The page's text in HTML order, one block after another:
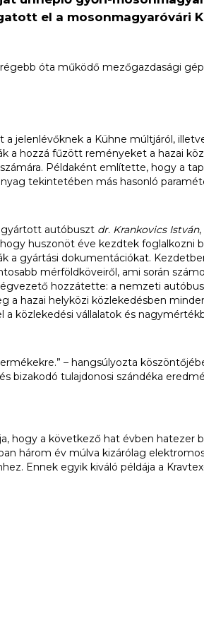
el a mosonmagyaróvári
óta működő mezőgazdasági
a jelenlévőknek a Kühne múltjáról,
hozzá fűzött reményeket a hazai
Példaként említette, hogy a
tekintetében más hasonló
autóbuszt dr. Krankovics István
huszonöt éve kezdtek foglalkozni
a gyártási dokumentációkat.
mérföldköveiről, ami során
hozzátette: a nemzeti
a hazai helyközi közlekedésben
közlekedési vállalatok és
– hangsúlyozta
bizakodó tulajdonosi szándéka
hogy a következő hat évben hatezer
három év múlva kizárólag
Ennek egyik kiváló példája a